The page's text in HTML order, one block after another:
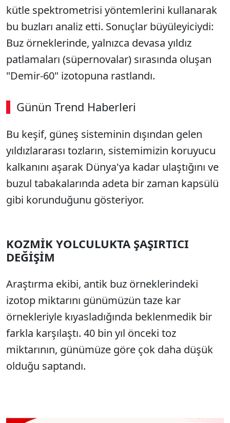
kütle spektrometrisi yöntemlerini kullanarak
bu buzları analiz etti. Sonuçlar büyüleyiciydi:
Buz örneklerinde, yalnızca devasa yıldız
patlamaları (süpernovalar) sırasında oluşan
"Demir-60" izotopuna rastlandı.
Günün Trend Haberleri
00:02 / 02:14
Sesi Aç
Bu keşif, güneş sisteminin dışından gelen
yıldızlararası tozların, sistemimizin koruyucu
kalkanını aşarak Dünya'ya kadar ulaştığını ve
buzul tabakalarında adeta bir zaman kapsülü
gibi korunduğunu gösteriyor.
KOZMİK YOLCULUKTA ŞAŞIRTICI
DEĞİŞİM
Araştırma ekibi, antik buz örneklerindeki
izotop miktarını günümüzün taze kar
örnekleriyle kıyasladığında beklenmedik bir
farkla karşılaştı. 40 bin yıl önceki toz
miktarının, günümüze göre çok daha düşük
olduğu saptandı.